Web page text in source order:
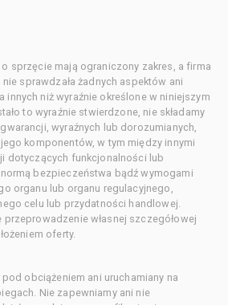
sprzęcie mają ograniczony zakres, a firma
sprawdzała żadnych aspektów ani
innych niż wyraźnie określone w niniejszym
to wyraźnie stwierdzone, nie składamy
wyraźnych lub dorozumianych,
komponentów, w tym między innymi
dotyczących funkcjonalności lub
bezpieczeństwa bądź wymogami
organu lub organu regulacyjnego,
celu lub przydatności handlowej.
własnej szczegółowej
oferty.
obciążeniem ani uruchamiany na
Nie zapewniamy ani nie